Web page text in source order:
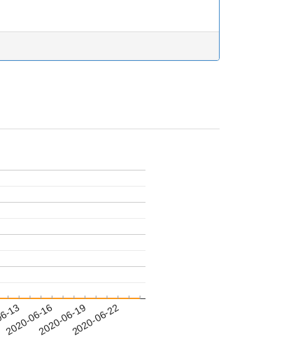
13
2020-06-162020-06-192020-06-22